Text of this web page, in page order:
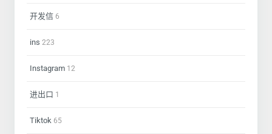
开发信 6
ins 223
Instagram 12
进出口 1
Tiktok 65